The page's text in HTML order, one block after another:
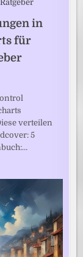
in
für
verteilen
5